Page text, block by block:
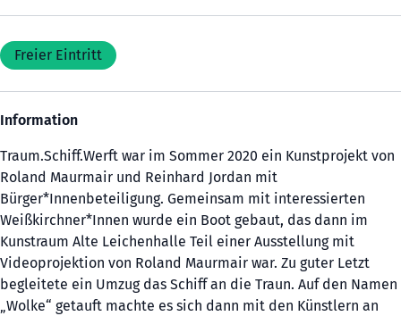
Freier Eintritt
Information
Traum.Schiff.Werft war im Sommer 2020 ein Kunstprojekt von
Roland Maurmair und Reinhard Jordan mit
Bürger*Innenbeteiligung. Gemeinsam mit interessierten
Weißkirchner*Innen wurde ein Boot gebaut, das dann im
Kunstraum Alte Leichenhalle Teil einer Ausstellung mit
Videoprojektion von Roland Maurmair war. Zu guter Letzt
begleitete ein Umzug das Schiff an die Traun. Auf den Namen
„Wolke“ getauft machte es sich dann mit den Künstlern an